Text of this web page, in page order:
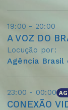
19:00 - 20:00
A VOZ DO
Locução por:
Agência Brasil
23:00 - 00:00
CONEXÃO